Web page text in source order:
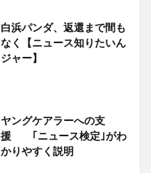
白浜パンダ、返還まで間も
なく【ニュース知りたいん
ジャー】
ヤングケアラーへの支
援 ｢ニュース検定｣がわ
かりやすく説明